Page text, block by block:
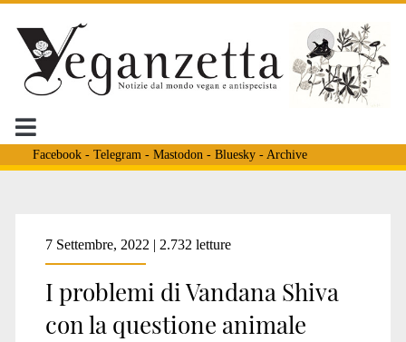
Facebook- Telegram - Mastodon - Bluesky- Archive
Tag:
<span>decrescita
7 Settembre, 2022 | 2.732 letture
I problemi di Vandana Shiva
con la questione animale